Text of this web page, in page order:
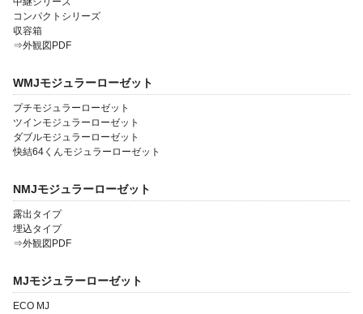
コンパクトシリーズ
収容箱
⇒外観図PDF
WMJモジュラーローゼット
プチモジュラーローゼット
ツインモジュラーローゼット
ダブルモジュラーローゼット
快結64くんモジュラーローゼット
NMJモジュラーローゼット
露出タイプ
埋込タイプ
⇒外観図PDF
MJモジュラーローゼット
ECO MJ